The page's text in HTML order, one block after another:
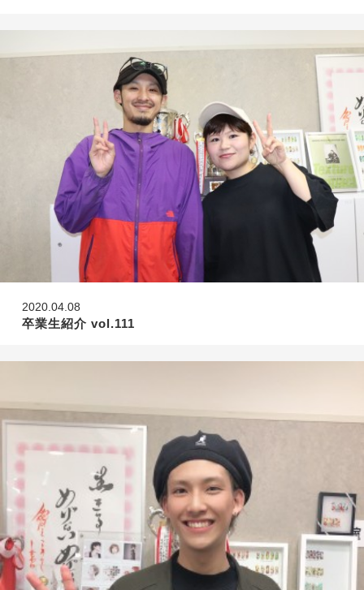
2020.04.08
卒業生紹介 vol.111